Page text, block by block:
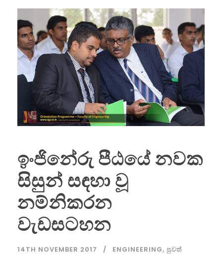
ඉංජිනේරු පීඨයේ නවක
සිසුන් සඳහා වූ
නම්නිකරන
වැඩසටහන
14TH NOVEMBER 2017 ENGINEERING, පුවත්